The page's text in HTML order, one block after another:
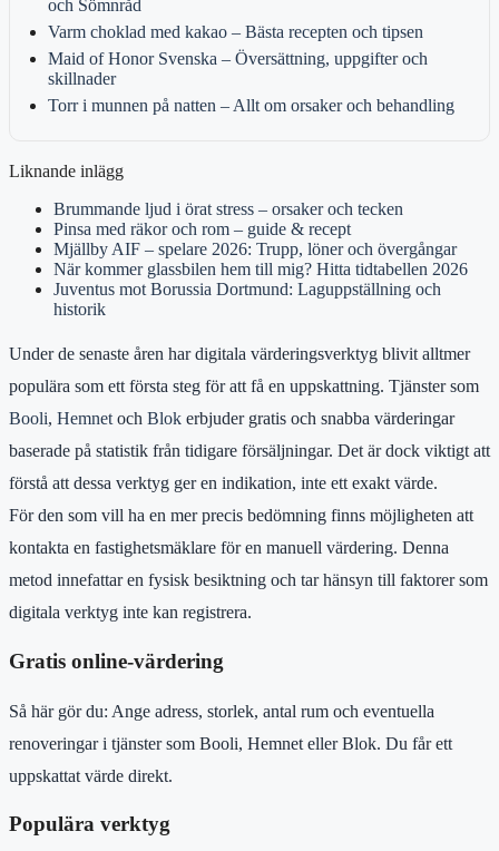
och Sömnråd
Varm choklad med kakao – Bästa recepten och tipsen
Maid of Honor Svenska – Översättning, uppgifter och
skillnader
Torr i munnen på natten – Allt om orsaker och behandling
Liknande inlägg
Brummande ljud i örat stress – orsaker och tecken
Pinsa med räkor och rom – guide & recept
Mjällby AIF – spelare 2026: Trupp, löner och övergångar
När kommer glassbilen hem till mig? Hitta tidtabellen 2026
Juventus mot Borussia Dortmund: Laguppställning och
historik
Under de senaste åren har digitala värderingsverktyg blivit alltmer
populära som ett första steg för att få en uppskattning. Tjänster som
Booli, Hemnetoch Blok erbjuder gratis och snabba värderingar
baserade på statistik från tidigare försäljningar. Det är dock viktigt att
förstå att dessa verktyg ger en indikation, inte ett exakt värde.
För den som vill ha en mer precis bedömning finns möjligheten att
kontakta en fastighetsmäklare för en manuell värdering. Denna
metod innefattar en fysisk besiktning och tar hänsyn till faktorer som
digitala verktyg inte kan registrera.
Gratis online-värdering
Så här gör du: Ange adress, storlek, antal rum och eventuella
renoveringar i tjänster som Booli, Hemnet eller Blok. Du får ett
uppskattat värde direkt.
Populära verktyg